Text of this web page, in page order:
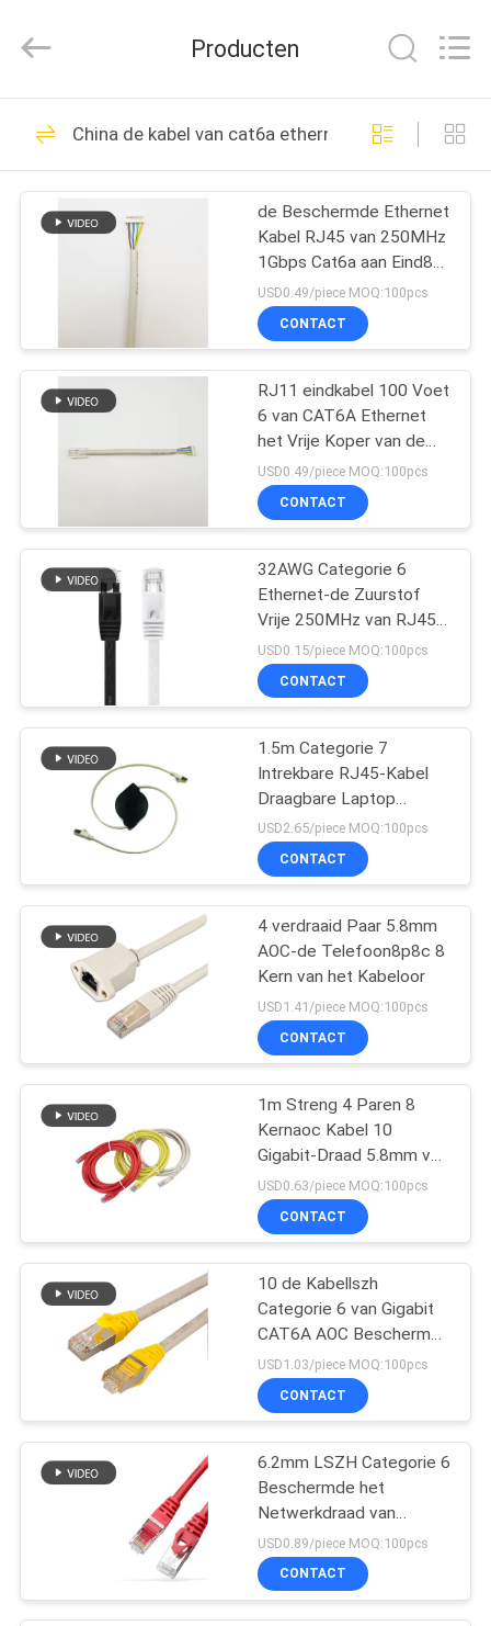
HUIS
PRODUCTEN
ONGEVEER
FABRIEKSREIS
KWALITEITSCONTROLE
PRIVACY
POLICY
Rights
vezel optische kabel
89
gepantserde vezel
optische kabel
12
waterdichte vezel
optische kabel
De Kabel van MPO
MTP
12
vezel optische
vlecht
23
De Zendontvanger
van de Gigabitvezel
85
aoc vezelkabel
Producten
China de kabel van cat6a ethernet
de Beschermde Ethernet
Kabel RJ45 van 250MHz
1Gbps Cat6a aan Eind8p-
Hoogte
USD0.49/piece MOQ:100pcs
CONTACT
RJ11 eindkabel 100 Voet
6 van CAT6A Ethernet
het Vrije Koper van de
Kernzuurstof 2,0 6P
USD0.49/piece MOQ:100pcs
CONTACT
32AWG Categorie 6
Ethernet-de Zuurstof
Vrije 250MHz van RJ45
8P8C van Kabelgigabit
USD0.15/piece MOQ:100pcs
CONTACT
1.5m Categorie 7
Intrekbare RJ45-Kabel
Draagbare Laptop
32AWG
USD2.65/piece MOQ:100pcs
CONTACT
4 verdraaid Paar 5.8mm
AOC-de Telefoon8p8c 8
Kern van het Kabeloor
USD1.41/piece MOQ:100pcs
CONTACT
1m Streng 4 Paren 8
Kernaoc Kabel 10
Gigabit-Draad 5.8mm van
AWG
USD0.63/piece MOQ:100pcs
CONTACT
10 de Kabellszh
Categorie 6 van Gigabit
CAT6A AOC Beschermd
Koper
USD1.03/piece MOQ:100pcs
CONTACT
6.2mm LSZH Categorie 6
Beschermde het
Netwerkdraad van
Gigabit van het
Kabelkoper
USD0.89/piece MOQ:100pcs
CONTACT